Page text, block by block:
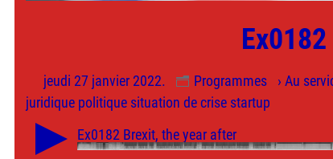
jeudi 27 janvier 2022. Programmes › Au
juridique politique situation de crise startup